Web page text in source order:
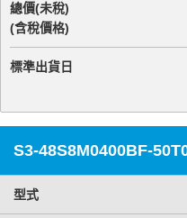
總價(未稅)
(含稅價格)
標準出貨日
S3-48S8M0400BF-
型式